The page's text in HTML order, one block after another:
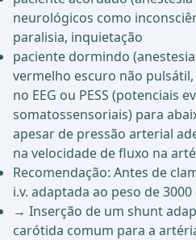
neurológicos como
paralisia, inquietação
paciente dormindo
vermelho escuro não
no EEG ou PESS (potenciais
somatossensoriais) para
apesar de pressão arterial
na velocidade de fluxo na
Recomendação: Antes de
i.v. adaptada ao peso de 3000
→ Inserção de um shunt
carótida comum para a